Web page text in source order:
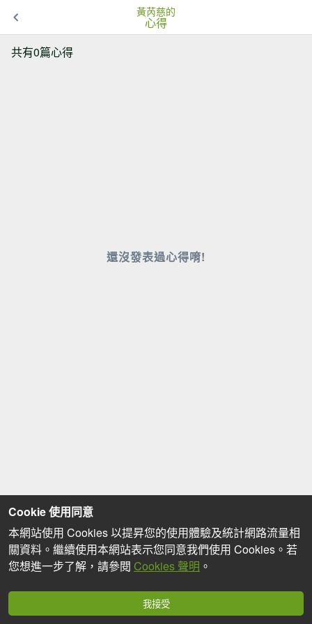
黃芮慈的
心得
共有0篇心得
還沒發表過心得唷!
Cookie 使用同意
本網站使用 Cookies 以提昇您的使用體驗及統計網路流量相
關資料。繼續使用本網站表示您同意我們使用 Cookies。若
您想進一步了解，請參閱 Cookies 聲明 。
我接受